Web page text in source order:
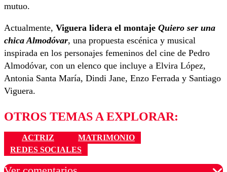
mutuo.
Actualmente, Viguera lidera el montaje Quiero ser una
chica Almodóvar, una propuesta escénica y musical
inspirada en los personajes femeninos del cine de Pedro
Almodóvar, con un elenco que incluye a Elvira López,
Antonia Santa María, Dindi Jane, Enzo Ferrada y Santiago
Viguera.
OTROS TEMAS A EXPLORAR:
ACTRIZ
MATRIMONIO
REDES SOCIALES